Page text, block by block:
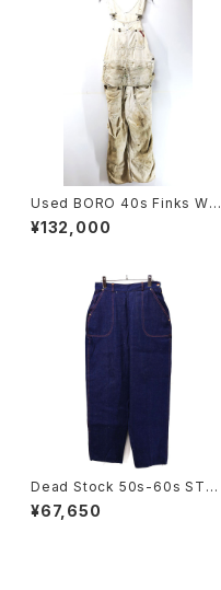
Used BORO 40s Finks Whi
te Cotton Double Knee Apr
on Over All Pants Size W3
¥132,000
Dead Stock 50s-60s STO
CKTON OF DALLAS Denim
Ranch Pants Size W30 L30
¥67,650